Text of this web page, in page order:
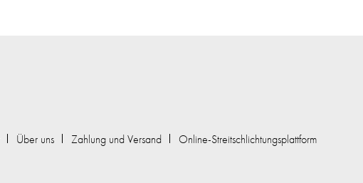
Über uns Zahlung und Versand Online-Streitschlichtungsplattform